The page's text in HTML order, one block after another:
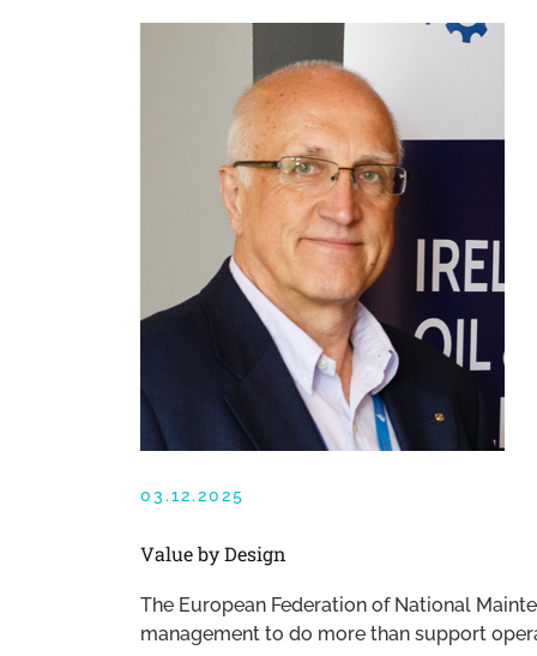
03.12.2025
Value by Design
The European Federation of National
management to do more than support